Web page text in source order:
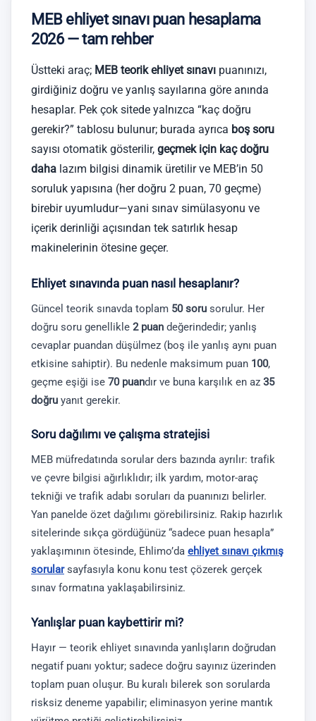
MEB ehliyet sınavı puan hesaplama
2026 — tam rehber
Üstteki araç; MEB teorik ehliyet sınavı puanınızı,
girdiğiniz doğru ve yanlış sayılarına göre anında
hesaplar. Pek çok sitede yalnızca “kaç doğru
gerekir?” tablosu bulunur; burada ayrıca boş soru
sayısı otomatik gösterilir, geçmek için kaç doğru
daha lazım bilgisi dinamik üretilir ve MEB’in 50
soruluk yapısına (her doğru 2 puan, 70 geçme)
birebir uyumludur—yani sınav simülasyonu ve
içerik derinliği açısından tek satırlık hesap
makinelerinin ötesine geçer.
Ehliyet sınavında puan nasıl hesaplanır?
Güncel teorik sınavda toplam 50 soru sorulur. Her
doğru soru genellikle 2 puan değerindedir; yanlış
cevaplar puandan düşülmez (boş ile yanlış aynı puan
etkisine sahiptir). Bu nedenle maksimum puan 100,
geçme eşiği ise 70 puandır ve buna karşılık en az 35
doğru yanıt gerekir.
Soru dağılımı ve çalışma stratejisi
MEB müfredatında sorular ders bazında ayrılır: trafik
ve çevre bilgisi ağırlıklıdır; ilk yardım, motor-araç
tekniği ve trafik adabı soruları da puanınızı belirler.
Yan panelde özet dağılımı görebilirsiniz. Rakip hazırlık
sitelerinde sıkça gördüğünüz “sadece puan hesapla”
yaklaşımının ötesinde, Ehlimo’da ehliyet sınavı çıkmış
sorularsayfasıyla konu konu test çözerek gerçek
sınav formatına yaklaşabilirsiniz.
Yanlışlar puan kaybettirir mi?
Hayır — teorik ehliyet sınavında yanlışların doğrudan
negatif puanı yoktur; sadece doğru sayınız üzerinden
toplam puan oluşur. Bu kuralı bilerek son sorularda
risksiz deneme yapabilir; eliminasyon yerine mantık